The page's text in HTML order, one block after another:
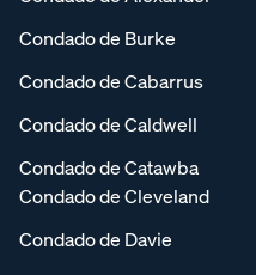
Condado de Burke
Condado de Cabarrus
Condado de Caldwell
Condado de Catawba
Condado de Cleveland
Condado de Davie